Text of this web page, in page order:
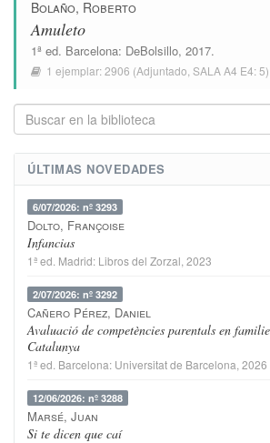
Bolaño, Roberto
Amuleto
1ª ed. Barcelona: DeBolsillo, 2017.
1 ejemplar:2906 (Adjuntado, SALA A4 E4: 5).
ÚLTIMAS NOVEDADES
6/07/2026: nº 3293
Dolto, Françoise
Infancias
1ª ed. Madrid: Libros del Zorzal , 2023
2/07/2026: nº 3292
Cañero Pérez, Daniel
Avaluació de competències parentals en
Catalunya
1ª ed. Barcelona: Universitat de Barcelona , 2026
12/06/2026: nº 3288
Marsé, Juan
Si te dicen que caí